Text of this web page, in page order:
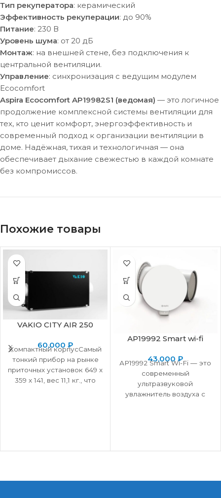
Тип рекуператора: керамический
Эффективность рекуперации: до 90%
Питание: 230 В
Уровень шума: от 20 дБ
Монтаж: на внешней стене, без подключения к
центральной вентиляции.
Управление: синхронизация с ведущим модулем
Ecocomfort
Aspira Ecocomfort AP19982S1 (ведомая) — это логичное
продолжение комплексной системы вентиляции для
тех, кто ценит комфорт, энергоэффективность и
современный подход к организации вентиляции в
доме. Надёжная, тихая и технологичная — она
обеспечивает дыхание свежестью в каждой комнате
без компромиссов.
Похожие товары
VAKIO CITY AIR 250
60,000 ₽
Компактный корпусСамый
тонкий прибор на рынке
приточных установок 649 х
359 х 141, вес 11,1 кг., что
АР19992 Smart wi-fi
43,000 ₽
АР19992 Smart Wi-Fi — это
современный
ультразвуковой
увлажнитель воздуха с